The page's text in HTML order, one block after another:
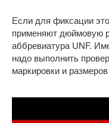
Если для фиксации
применяют дюймовую
аббревиатура UNF.
надо выполнить
маркировки и